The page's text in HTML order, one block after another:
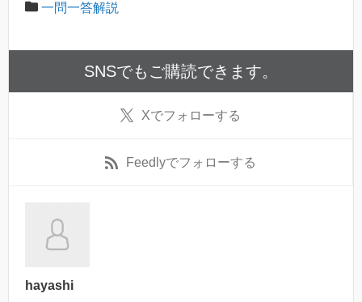
一問一答解説
SNSでもご購読できます。
Xでフォローする
Feedlyでフォローする
hayashi